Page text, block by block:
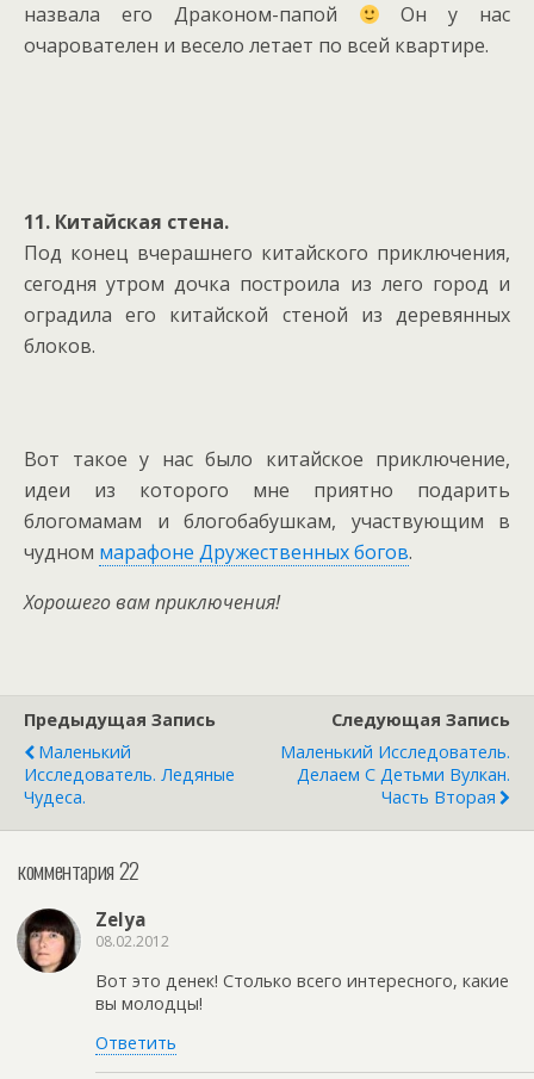
назвала его Драконом-папой
Он у нас
очарователен и весело летает по всей квартире.
11. Китайская стена.
Под конец вчерашнего китайского приключения,
сегодня утром дочка построила из лего город и
оградила его китайской стеной из деревянных
блоков.
Вот такое у нас было китайское приключение,
идеи из которого мне приятно подарить
блогомамам и блогобабушкам, участвующим в
чудном марафоне Дружественных богов.
Хорошего вам приключения!
Предыдущая Запись
Маленький
Исследователь. Ледяные
Чудеса.
Следующая Запись
Маленький Исследователь.
Делаем С Детьми Вулкан.
Часть Вторая
комментария 22
Zelya
08.02.2012
Вот это денек! Столько всего интересного, какие
вы молодцы!
Ответить